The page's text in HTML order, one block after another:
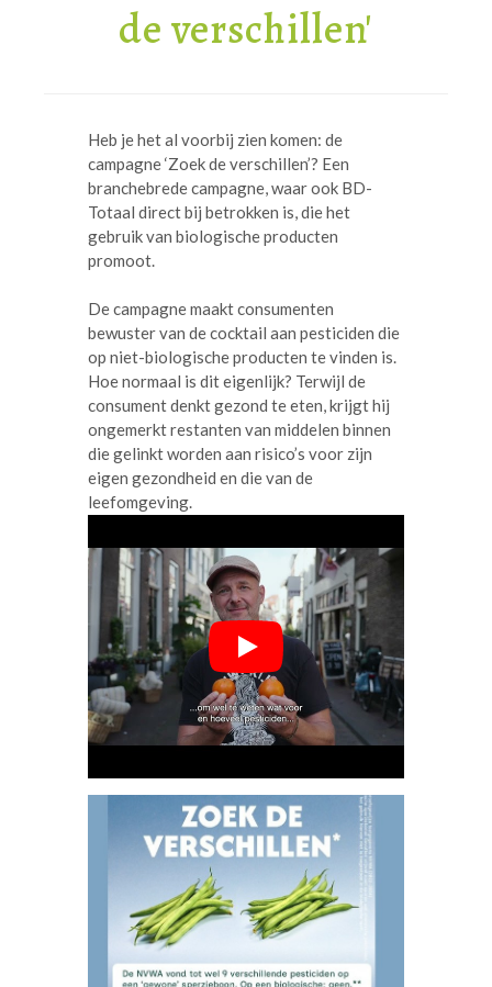
de verschillen'
Heb je het al voorbij zien komen: de
campagne ‘Zoek de verschillen’? Een
branchebrede campagne, waar ook BD-
Totaal direct bij betrokken is, die het
gebruik van biologische producten
promoot.
De campagne maakt consumenten
bewuster van de cocktail aan pesticiden die
op niet-biologische producten te vinden is.
Hoe normaal is dit eigenlijk? Terwijl de
consument denkt gezond te eten, krijgt hij
ongemerkt restanten van middelen binnen
die gelinkt worden aan risico’s voor zijn
eigen gezondheid en die van de
leefomgeving.